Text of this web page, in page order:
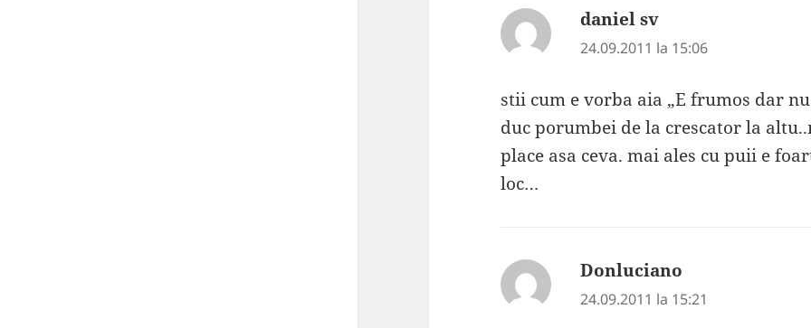
daniel sv
24.09.2011 la 15:06
stii cum e vorba aia „E frumos dar
duc porumbei de la crescator la
place asa ceva. mai ales cu puii e
loc…
Donluciano
24.09.2011 la 15:21